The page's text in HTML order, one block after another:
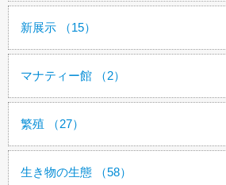
新展示 （15）
マナティー館 （2）
繁殖 （27）
生き物の生態 （58）